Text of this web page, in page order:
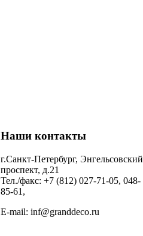
Наши контакты
г.Санкт-Петербург, Энгельсовский
проспект, д.21
Тел./факс: +7 (812) 027-71-05, 048-
85-61,
E-mail: inf@granddeco.ru